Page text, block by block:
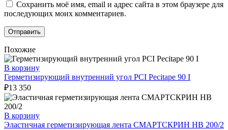
Сохранить моё имя, email и адрес сайта в этом браузере для
последующих моих комментариев.
Похожие
В корзину
Герметизирующий внутренний угол PCI Pecitape 90 I
₽13 350
В корзину
Эластичная герметизирующая лента СМАРТСКРИН HB 200/2